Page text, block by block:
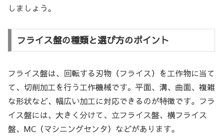
しましょう。
フライス盤の種類と選び方のポイント
フライス盤は、回転する刃物（フライス）を工作物に当て
て、切削加工を行う工作機械です。平面、溝、曲面、複雑
な形状など、幅広い加工に対応できるのが特徴です。フラ
イス盤には、大きく分けて、立フライス盤、横フライス
盤、MC（マシニングセンタ）などがあります。